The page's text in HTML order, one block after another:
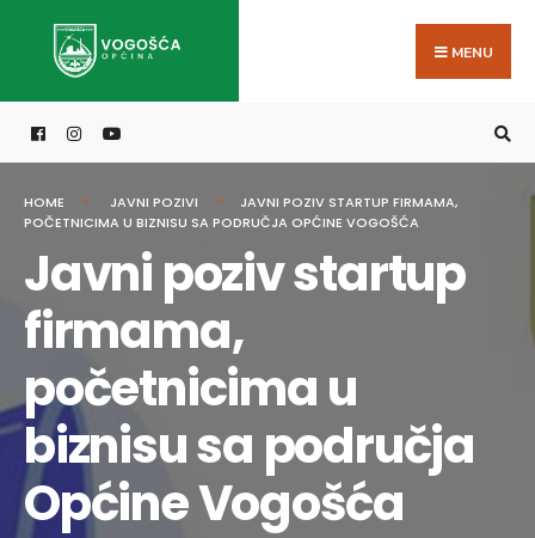
MENU
HOME JAVNI POZIVI
JAVNI POZIV STARTUP FIRMAMA,
POČETNICIMA U BIZNISU SA PODRUČJA OPĆINE VOGOŠĆA
Javni poziv startup
firmama,
početnicima u
biznisu sa područja
Općine Vogošća
for: